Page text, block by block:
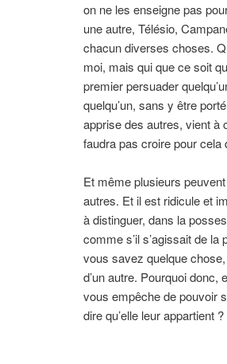
on ne les enseigne pas
une autre, Télésio,
chacun diverses choses.
moi, mais qui que ce soit
premier persuader
quelqu’un, sans y être
apprise des autres, vient à
faudra pas croire pour cela
Et même plusieurs
autres. Et il est ridicule et
à distinguer, dans la
comme s’il s’agissait de la
vous savez quelque
d’un autre. Pourquoi
vous empêche de pouvoir
dire qu’elle leur appartient ?